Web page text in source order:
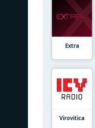
Extra
Virovitica